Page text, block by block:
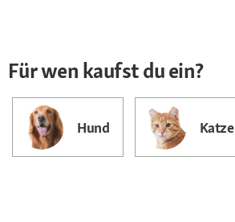
Für wen kaufst du ein?
Hund Katze